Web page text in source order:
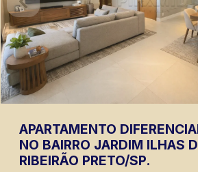
APARTAMENTO
NO BAIRRO JARDIM ILHAS
RIBEIRÃO PRETO/SP.